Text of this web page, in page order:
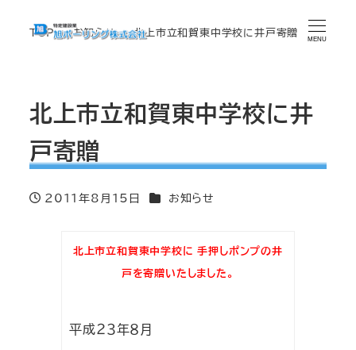
MENU
TOP お知らせ 北上市立和賀東中学校に井戸寄贈
北上市立和賀東中学校に井
戸寄贈
投稿日
2011年8月15日 カテゴリー
お知らせ
北上市立和賀東中学校に 手押しポンプの井
戸を寄贈いたしました。
平成２３年８月